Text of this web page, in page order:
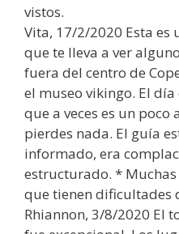
vistos.
Vita, 17/2/2020 Esta es
que te lleva a ver
fuera del centro de
el museo vikingo. El
que a veces es un
pierdes nada. El guía
informado, era
estructurado. *
que tienen dificultades
Rhiannon, 3/8/2020 El